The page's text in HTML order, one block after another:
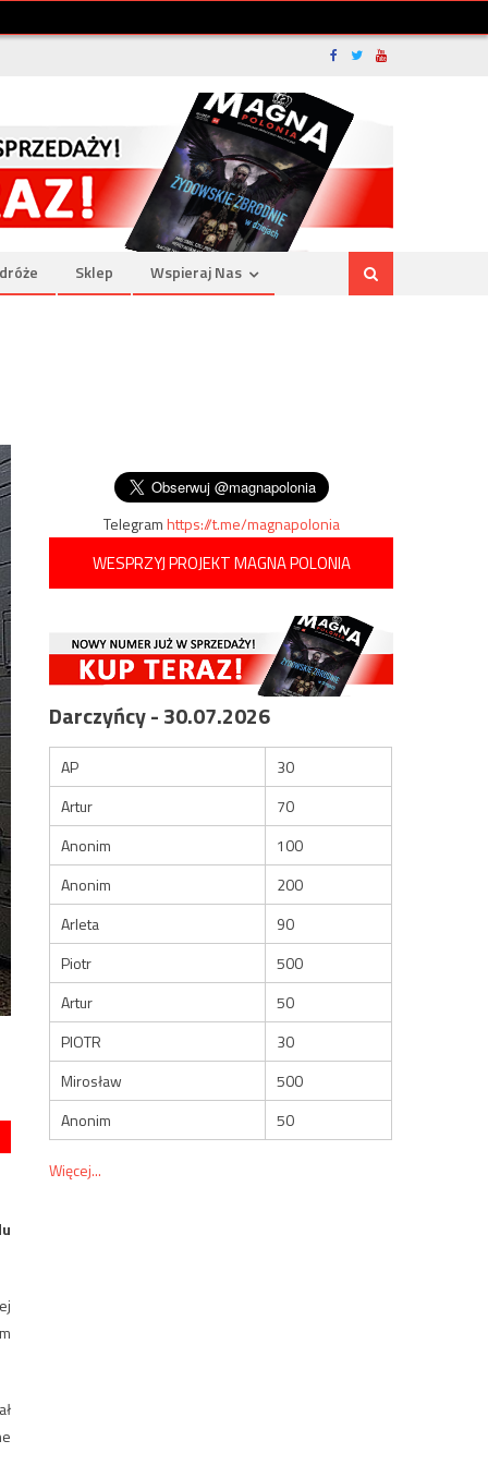
Sklep Wspieraj Nas
Telegramhttps://t.me/magnapolonia
WESPRZYJ PROJEKT MAGNA POLONIA
Darczyńcy - 30.07.2026
AP
30
Artur
70
Anonim
100
Anonim
200
Arleta
90
Piotr
500
Artur
50
PIOTR
30
Mirosław
500
Anonim
50
Więcej...